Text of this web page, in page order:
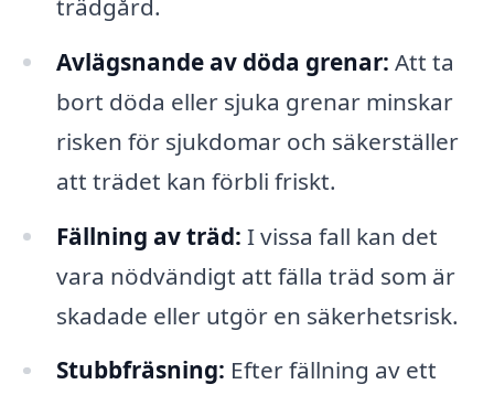
trädgård.
Avlägsnande av döda grenar: Att ta
bort döda eller sjuka grenar minskar
risken för sjukdomar och säkerställer
att trädet kan förbli friskt.
Fällning av träd: I vissa fall kan det
vara nödvändigt att fälla träd som är
skadade eller utgör en säkerhetsrisk.
Stubbfräsning: Efter fällning av ett